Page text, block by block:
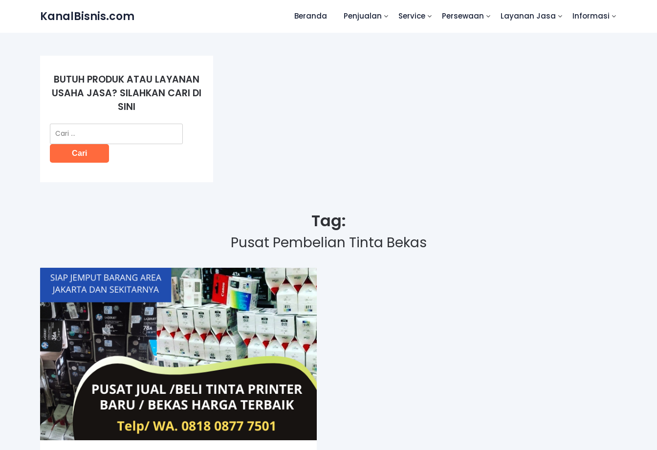
KanalBisnis.com Beranda Penjualan Service Persewaan Layanan Jasa Informasi
BUTUH PRODUK ATAU LAYANAN
USAHA JASA? SILAHKAN CARI DI
SINI
Cari
untuk:
Tag:
Pusat Pembelian Tinta Bekas